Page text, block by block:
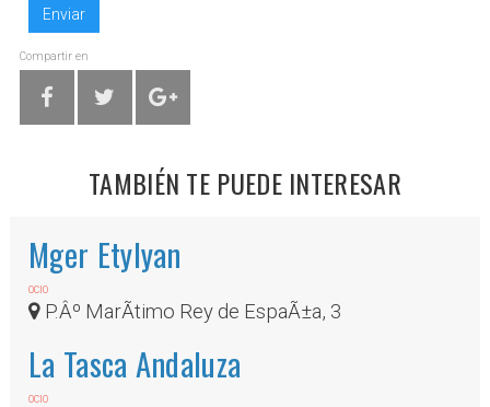
Enviar
Compartir en
TAMBIÉN TE PUEDE INTERESAR
Mger Etylyan
OCIO
P.Âº MarÃ­timo Rey de EspaÃ±a, 3
La Tasca Andaluza
OCIO